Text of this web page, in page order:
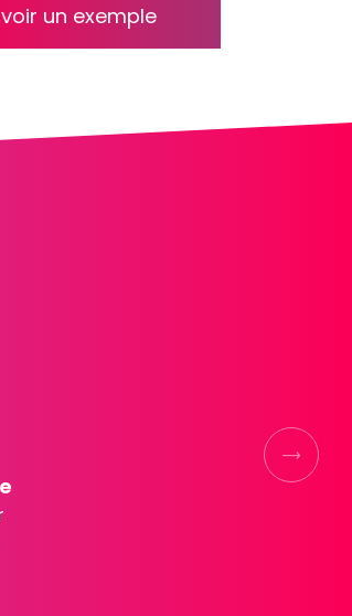
voir un exemple
Suivant